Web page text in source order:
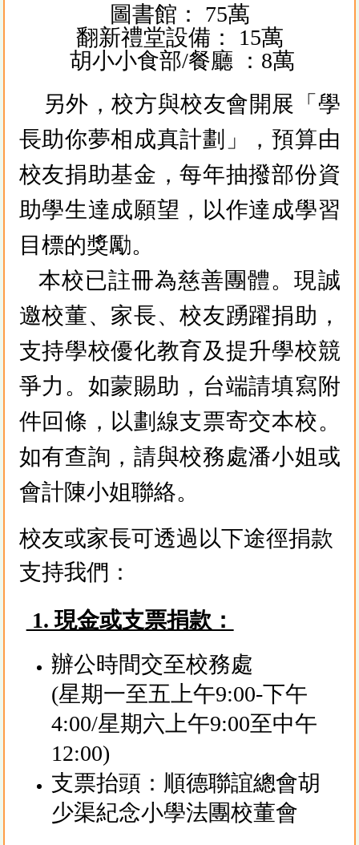
圖書館：
75萬
翻新禮堂設備：
15萬
胡小小食部/餐廳 ： 8萬
另外，校方與校友會開展「學
長助你夢相成真計劃」，預算由
校友捐助基金，每年抽撥部份資
助學生達成願望，以作達成學習
目標的獎勵。
本校已註冊為慈善團體。現誠
邀校董、家長、校友踴躍捐助，
支持學校優化教育及提升學校競
爭力。如蒙賜助，台端請填寫附
件回條，以劃線支票寄交本校。
如有查詢，請與校務處潘小姐或
會計陳小姐聯絡。
校友或家長可透過以下途徑捐款
支持我們：
1. 現金或支票捐款：
辦公時間交至校務處
(星期一至五上午9:00-下午
4:00/星期六上午9:00至中午
12:00)
支票抬頭：順德聯誼總會胡
少渠紀念小學法團校董會